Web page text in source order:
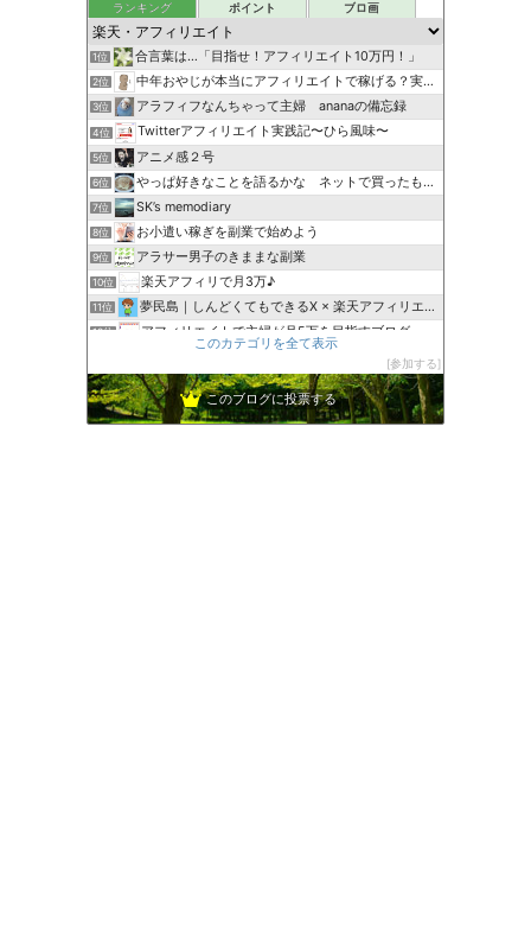
ランキング ポイント ブロ画
1位 合言葉は…「目指せ！アフィリエイト10万円！」
2位 中年おやじが本当にアフィリエイトで稼げる？実験証明ブログ
3位 アラフィフなんちゃって主婦 ananaの備忘録
4位 Twitterアフィリエイト実践記〜ひら風味〜
5位 アニメ感２号
6位 やっぱ好きなことを語るかな ネットで買ったもの紹介してます
7位 SK’s memodiary
8位 お小遣い稼ぎを副業で始めよう
9位 アラサー男子のきままな副業
10位 楽天アフィリで月3万♪
11位 夢民島｜しんどくてもできるX × 楽天アフィリエイト
12位 アフィリエイトで主婦が月5万を目指すブログ
生きることは「表現する」こと-楽天アフィリ実践中！
14位 でらこブログ│ワンオペ育児でもごきげんな主婦ブログ
15位 商品口コミブログ！レビュアー
このカテゴリを全て表示
参加する
このブログに投票する